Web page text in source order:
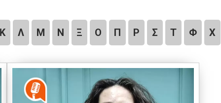
Κ Λ Μ Ν Ξ Ο Π Ρ Σ Τ Φ Χ